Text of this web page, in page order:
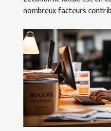
nombreux facteurs